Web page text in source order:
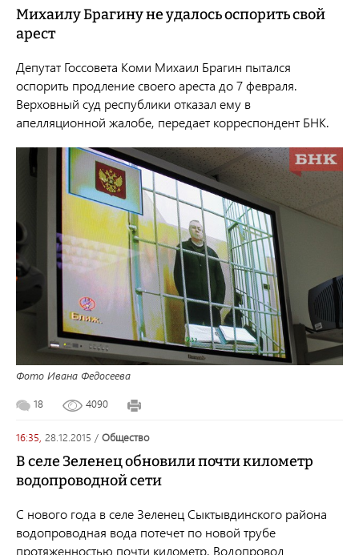
Михаилу Брагину не удалось оспорить свой
арест
Депутат Госсовета Коми Михаил Брагин пытался
оспорить продление своего ареста до 7 февраля.
Верховный суд республики отказал ему в
апелляционной жалобе, передает корреспондент БНК.
Фото Ивана Федосеева
18 4090
16:35, 28.12.2015 / общество
В селе Зеленец обновили почти километр
водопроводной сети
С нового года в селе Зеленец Сыктывдинского района
водопроводная вода потечет по новой трубе
протяженностью почти километр. Водопровод